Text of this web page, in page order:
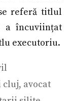
referă titlul
a încuviințat
executoriu.
cluj, avocat